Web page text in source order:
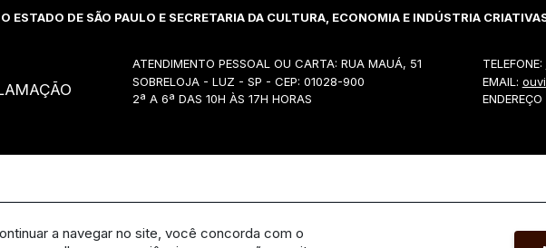
ESTADO DE SÃO PAULO E SECRETARIA DA CULTURA, ECONOMIA E INDÚSTRIA
ATENDIMENTO PESSOAL OU CARTA: RUA MAUÁ, 51
SOBRELOJA - LUZ - SP - CEP: 01028-900
2ª A 6ª DAS 10H ÀS 17H HORAS
TELEFONE:
EMAIL:
a navegar no site, você concorda com o